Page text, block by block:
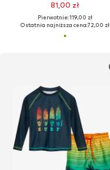
81,00 zł
Pierwotnie: 119,00 zł
Ostatnia najniższa cena:72,00 zł